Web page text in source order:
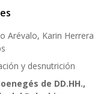
Arévalo, Karin Herrera
y desnutrición
de DD.HH.,